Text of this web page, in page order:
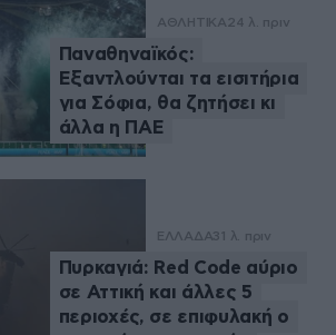
ΑΘΛΗΤΙΚΑ24 λ. πριν
Παναθηναϊκός:
Εξαντλούνται τα εισιτήρια
για Σόφια, θα ζητήσει κι
άλλα η ΠΑΕ
ΕΛΛΑΔΑ31 λ. πριν
Πυρκαγιά: Red Code αύριο
σε Αττική και άλλες 5
περιοχές, σε επιφυλακή ο